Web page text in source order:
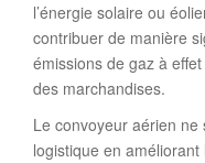
l’énergie solaire ou
contribuer de manière
émissions de gaz à
des marchandises.
Le convoyeur aérien
logistique en améliorant